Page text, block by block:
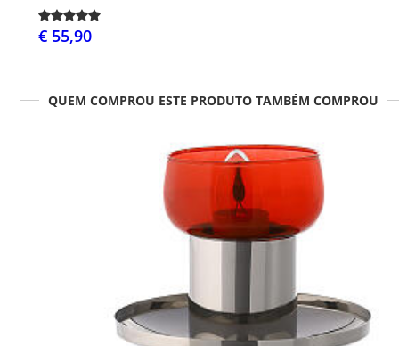
€ 55,90
QUEM COMPROU ESTE PRODUTO TAMBÉM COMPROU